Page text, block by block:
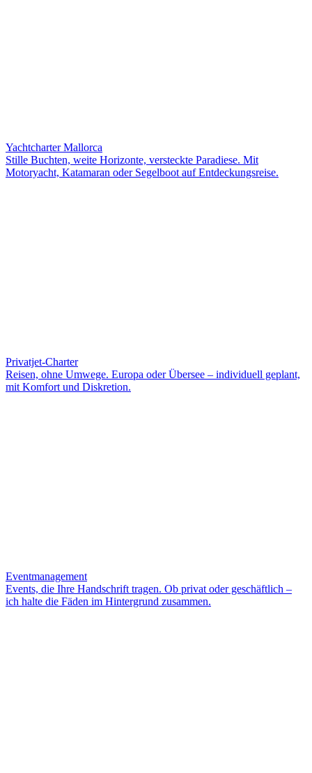
Yachtcharter Mallorca
Stille Buchten, weite Horizonte, versteckte Paradiese. Mit
Motoryacht, Katamaran oder Segelboot auf Entdeckungsreise.
Privatjet-Charter
Reisen, ohne Umwege. Europa oder Übersee – individuell geplant,
mit Komfort und Diskretion.
Eventmanagement
Events, die Ihre Handschrift tragen. Ob privat oder geschäftlich –
ich halte die Fäden im Hintergrund zusammen.